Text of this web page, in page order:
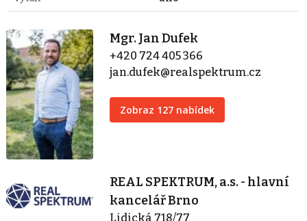
Mgr. Jan Dufek
+420 724 405 366
jan.dufek@realspektrum.cz
Zobraz 127 nabídek
REAL SPEKTRUM, a.s. - hlavní
kancelář Brno
Lidická 718/77